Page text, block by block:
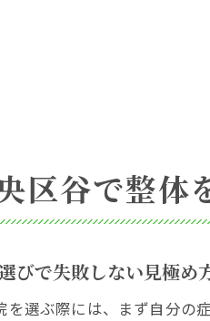
区谷で整体
びで失敗しない見極め
を選ぶ際には、まず自分の